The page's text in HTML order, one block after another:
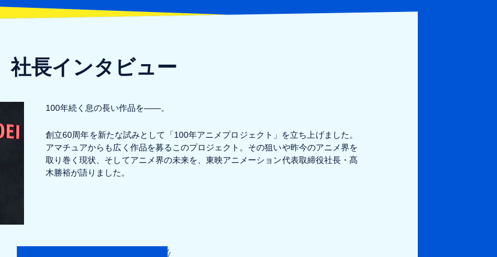
社長インタビュー
100年続く息の長い作品を――。
創立60周年を新たな試みとして「100年アニメプロジェクト」を立ち上げました。
アマチュアからも広く作品を募るこのプロジェクト。その狙いや昨今のアニメ界を
取り巻く現状、そしてアニメ界の未来を、東映アニメーション代表取締役社長・髙
木勝裕が語りました。